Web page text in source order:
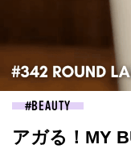
BEAUTY
アガる！MY